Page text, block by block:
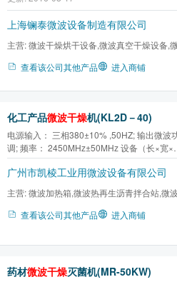
上海镧泰微波设备制造有限公司
主营:微波干燥烘干设备,微波真空干燥设备,
查看该公司其他产品 进入商铺
化工产品微波干燥机(KL2D－40)
电源输入： 三相380±10% ,50HZ; 输出微波
调; 频率： 2450MHz±50MHz 设备（长×宽×
高）:15000×1100×2100mm 传送速度： 0-
(变频调速); 提水效率： 每小时40 公斤； 开
广州市凯棱工业用微波设备有限公司
主营:微波加热箱,微波热再生沥青拌合站,微
查看该公司其他产品 进入商铺
药材微波干燥灭菌机(MR-50KW)